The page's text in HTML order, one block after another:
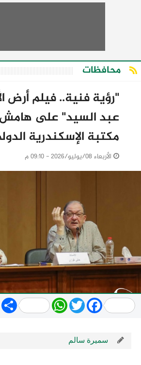
محافظات
"رؤية فنية.. فيلم أرض
عبد السيد" على
مكتبة الإسكندرية
الأربعاء 08/يوليو/2026 - 09:10 م
Share WhatsApp
TwitterFacebook
سميرة سالم